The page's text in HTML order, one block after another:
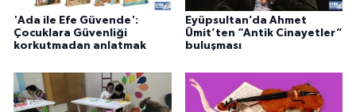
'Ada ile Efe Güvende':
Çocuklara Güvenliği
korkutmadan anlatmak
Eyüpsultan’da Ahmet
Ümit’ten “Antik Cinayetler”
buluşması